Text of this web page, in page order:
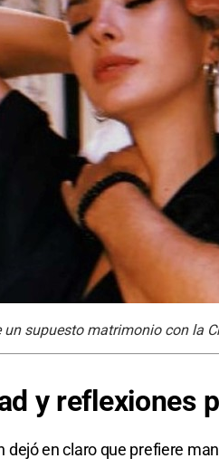
supuesto matrimonio con la
y reflexiones
dejó en claro que prefiere